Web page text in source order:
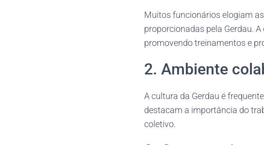
Muitos funcionários elogiam
proporcionadas pela Gerdau.
promovendo treinamentos e
2. Ambiente
A cultura da Gerdau é
destacam a importância do
coletivo.